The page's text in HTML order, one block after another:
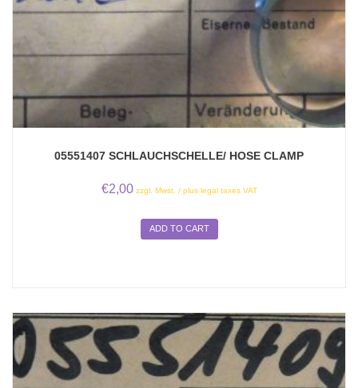
05551407 SCHLAUCHSCHELLE/ HOSE CLAMP
€2,00 zzgl. Mwst. / plus legal taxes VAT
ADD TO CART